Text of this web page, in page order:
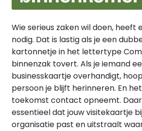
Wie serieus zaken wil doen, heeft
nodig. Dat is lastig als je een
kartonnetje in het lettertype
binnenzak tovert. Als je iemand
businesskaartje overhandigt,
persoon je blijft herinneren. En
toekomst contact opneemt.
essentieel dat jouw visitekaartje
organisatie past en uitstraalt